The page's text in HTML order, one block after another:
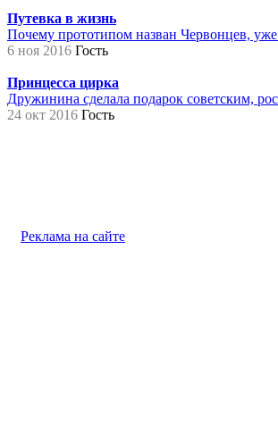
Путевка в жизнь
Почему прототипом назван Червонцев,
6 ноя 2016 Гость
Принцесса цирка
Дружинина сделала подарок советским,
24 окт 2016 Гость
Реклама на сайте